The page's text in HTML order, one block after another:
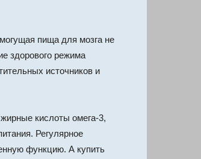
пища для мозга не
здорового режима
источников и
кислоты омега-3,
Регулярное
функцию. А купить